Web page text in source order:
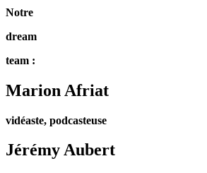
Notre
dream
team:
Marion Afriat
vidéaste, podcasteuse
Jérémy Aubert